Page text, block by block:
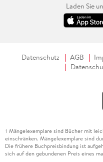
Laden Sie
Datenschutz AGB
1 Mängelexemplare sind Bücher mit
einschränken. Mängelexemplare sind
Die frühere Buchpreisbindung ist
sich auf den gebundenen Preis eines